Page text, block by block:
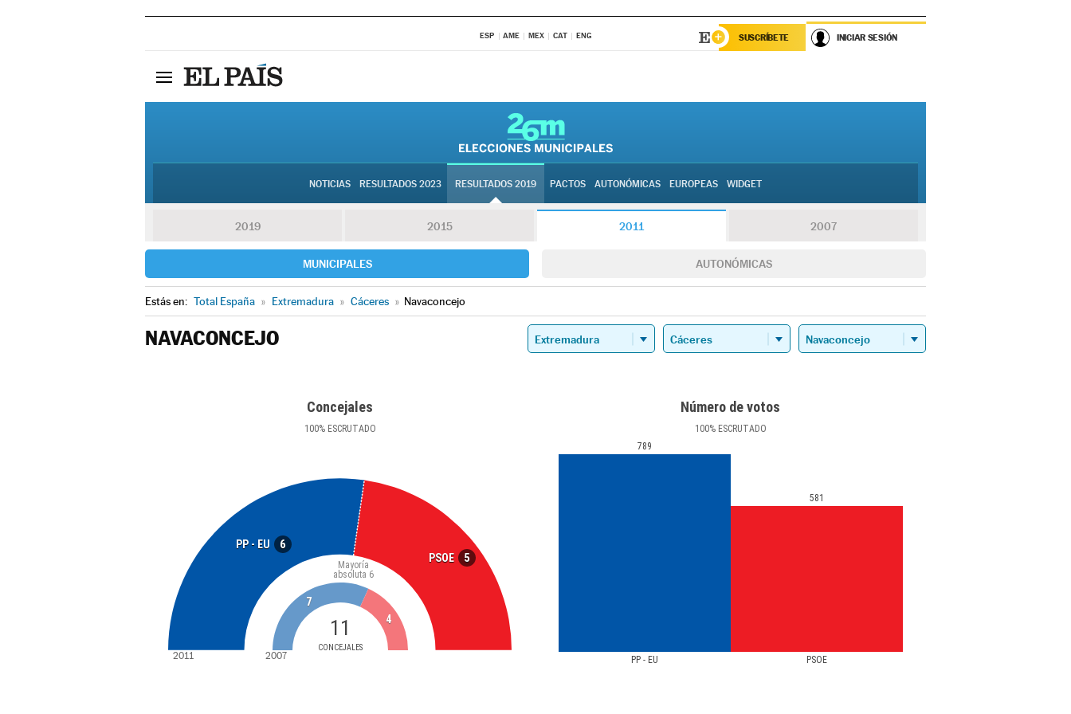
ESP AME MEX CAT ENG SUSCRÍBETE INICIAR SESIÓN
NOTICIAS RESULTADOS 2023 RESULTADOS 2019 PACTOS AUTONÓMICAS EUROPEAS WIDGET
2019 2015 2011 2007
MUNICIPALES AUTONÓMICAS
Estás en: Total España » Extremadura » Cáceres » Navaconcejo
NAVACONCEJO
Concejales
100%ESCRUTADO
PP - EU 6
PSOE 5
11
CONCEJALES
Mayoría
absoluta 6
7
4
2011 2007
Número de votos
100%ESCRUTADO
PP - EU PSOE
789
581